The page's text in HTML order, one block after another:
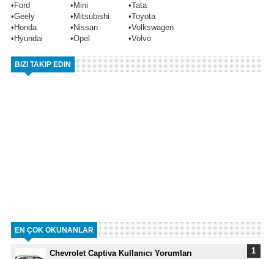
• Ford • Mini •Tata
•Geely • Mitsubishi •Toyota
• Honda • Nissan •Volkswagen
• Hyundai •Opel •Volvo
BIZI TAKIP EDIN
EN ÇOK OKUNANLAR
Chevrolet Captiva Kullanıcı Yorumları